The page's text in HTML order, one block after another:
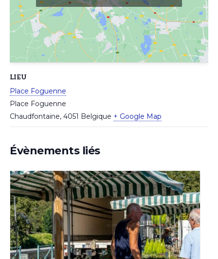
LIEU
Place Foguenne
Place Foguenne
Chaudfontaine, 4051 Belgique + Google Map
Évènements liés